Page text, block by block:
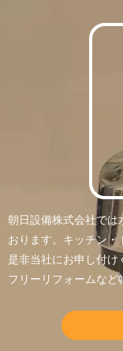
朝日設備株式会社では
おります。キッチン
是非当社にお申し付
フリーリフォームなど